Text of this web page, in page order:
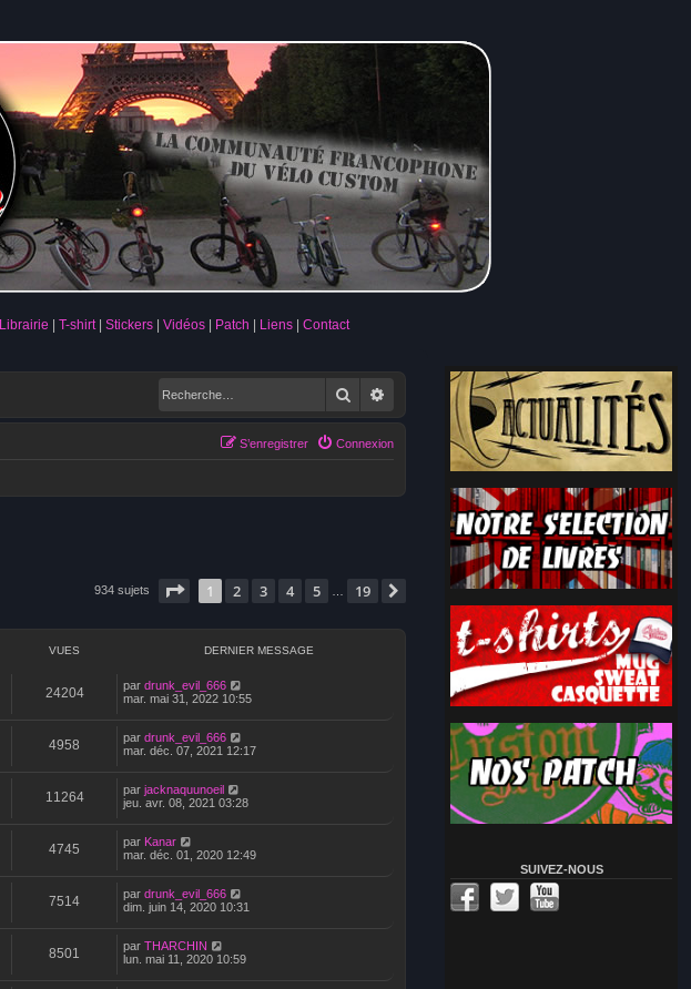
Librairie T-shirt Stickers Vidéos Patch Liens Contact
SUIVEZ-NOUS
RechercherRecherche avancée
Connexion
S’enregistrer
934 sujets Page sur 19
1 2 3 4 5 19 Suivante
VUES DERNIER MESSAGE
24204 par drunk_evil_666
mar. mai 31, 2022 10:55
4958 par drunk_evil_666
mar. déc. 07, 2021 12:17
11264 par jacknaquunoeil
jeu. avr. 08, 2021 03:28
4745 par Kanar
mar. déc. 01, 2020 12:49
7514 par drunk_evil_666
dim. juin 14, 2020 10:31
8501 par THARCHIN
lun. mai 11, 2020 10:59